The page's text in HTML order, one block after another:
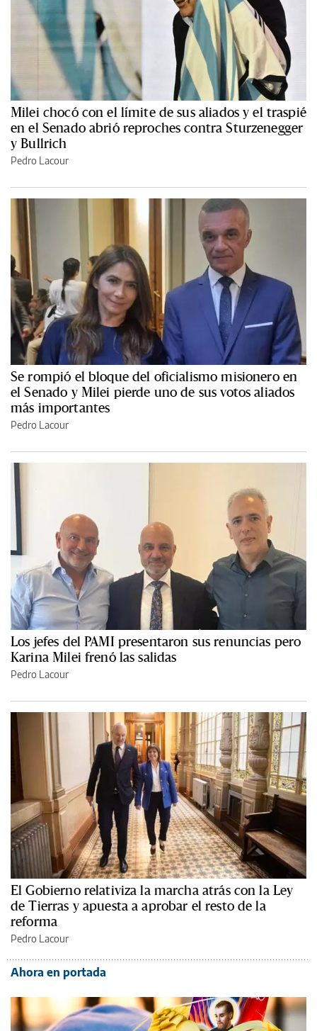
Milei chocó con el límite de sus aliados y el traspié
en el Senado abrió reproches contra Sturzenegger
y Bullrich
Pedro Lacour
Se rompió el bloque del oficialismo misionero en
el Senado y Milei pierde uno de sus votos aliados
más importantes
Pedro Lacour
Los jefes del PAMI presentaron sus renuncias pero
Karina Milei frenó las salidas
Pedro Lacour
El Gobierno relativiza la marcha atrás con la Ley
de Tierras y apuesta a aprobar el resto de la
reforma
Pedro Lacour
Ahora en portada